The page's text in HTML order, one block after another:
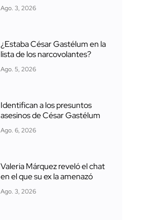
Ago. 3, 2026
¿Estaba César Gastélum en la
lista de los narcovolantes?
Ago. 5, 2026
Identifican a los presuntos
asesinos de César Gastélum
Ago. 6, 2026
Valeria Márquez reveló el chat
en el que su ex la amenazó
Ago. 3, 2026